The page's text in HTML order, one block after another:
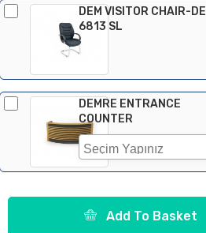
DEM VISITOR CHAIR-DE
6813 SL
DEMRE ENTRANCE
COUNTER
Add To Basket